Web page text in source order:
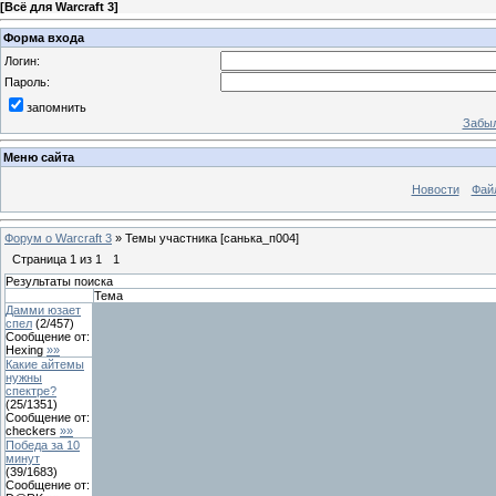
[Всё для Warcraft 3]
Форма входа
Логин:
Пароль:
запомнить
Меню сайта
Новости
Форум о Warcraft 3 » Темы участника [санька_п004]
Страница 1 из 1
1
Результаты поиска
Тема
Дамми юзает
спел (2/457)
Сообщение от:
Hexing »»
Какие айтемы
нужны
спектре?
(25/1351)
Сообщение от:
checkers »»
Победа за 10
минут
(39/1683)
Сообщение от: